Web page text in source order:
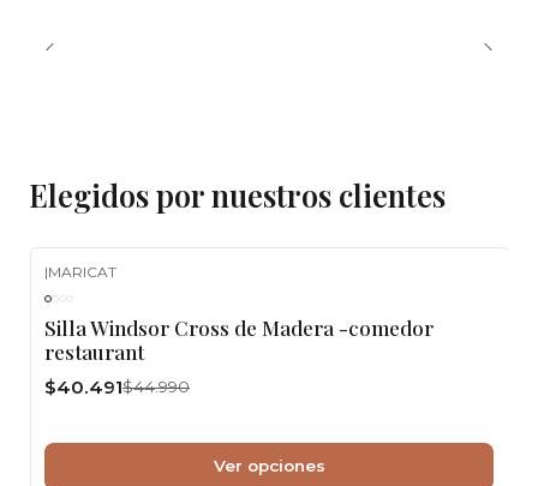
Elegidos por nuestros clientes
|MARICAT
Silla Windsor Cross de Madera -comedor
restaurant
$40.491$44.990
Ver opciones